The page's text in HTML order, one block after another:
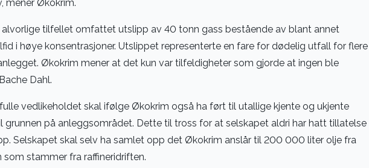
mener Økokrim.
tilfellet omfattet utslipp av 40 tonn gass bestående av blant annet
i høye konsentrasjoner. Utslippet representerte en fare for dødelig utfall for flere
Økokrim mener at det kun var tilfeldigheter som gjorde at ingen ble
Dahl.
vedlikeholdet skal ifølge Økokrim også ha ført til utallige kjente og ukjente
grunnen på anleggsområdet. Dette til tross for at selskapet aldri har hatt tillatelse
Selskapet skal selv ha samlet opp det Økokrim anslår til 200 000 liter olje fra
som stammer fra raffineridriften.